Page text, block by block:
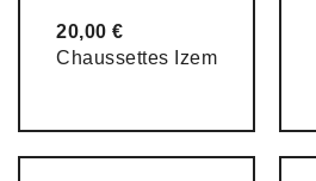
20,00 €
Chaussettes Izem